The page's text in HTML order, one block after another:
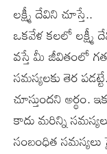
లక్ష్మీ దేవిని చూస్తే..
ఒకవేళ కలలో లక్ష్మీ
వస్తే మీ జీవితంలో
సమస్యలకు తెర
చూస్తుందని
కాదు మరిన్ని
సంబంధిత